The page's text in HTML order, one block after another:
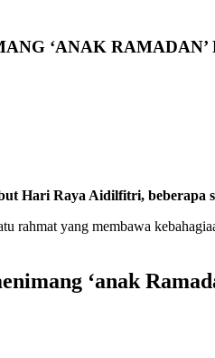
‘ANAK RAMADAN’
Hari Raya Aidilfitri, beberapa
rahmat yang membawa
‘anak